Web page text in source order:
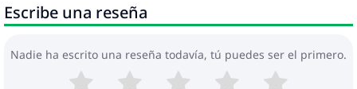
Escribe una reseña
Nadie ha escrito una reseña todavía, tú puedes ser el primero.